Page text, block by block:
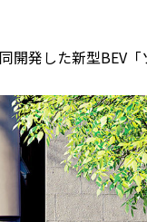
発した新型BEV